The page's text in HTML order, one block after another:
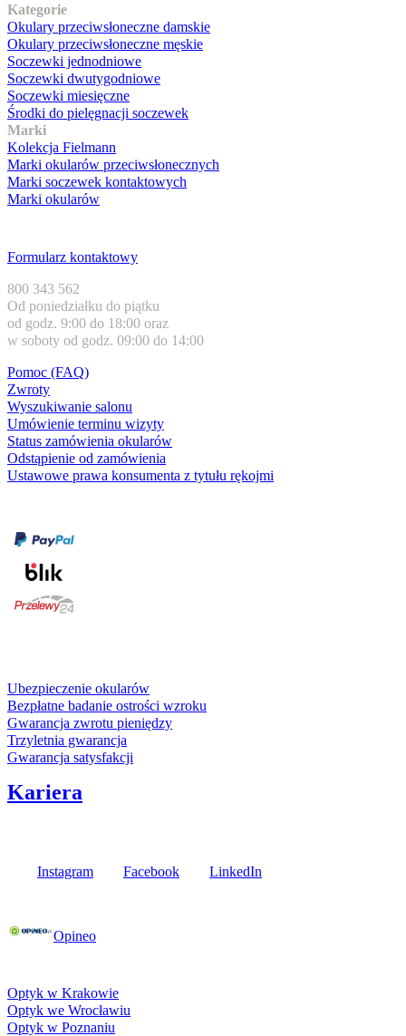
Kategorie
Okulary przeciwsłoneczne damskie
Okulary przeciwsłoneczne męskie
Soczewki jednodniowe
Soczewki dwutygodniowe
Soczewki miesięczne
Środki do pielęgnacji soczewek
Marki
Kolekcja Fielmann
Marki okularów przeciwsłonecznych
Marki soczewek kontaktowych
Marki okularów
Formularz kontaktowy
800 343 562
Od poniedziałku do piątku
od godz. 9:00 do 18:00 oraz
w soboty od godz. 09:00 do 14:00
Pomoc (FAQ)
Zwroty
Wyszukiwanie salonu
Umówienie terminu wizyty
Status zamówienia okularów
Odstąpienie od zamówienia
Ustawowe prawa konsumenta z tytułu rękojmi
Ubezpieczenie okularów
Bezpłatne badanie ostrości wzroku
Gwarancja zwrotu pieniędzy
Trzyletnia gwarancja
Gwarancja satysfakcji
Kariera
Instagram Facebook LinkedIn
Opineo
Optyk w Krakowie
Optyk we Wrocławiu
Optyk w Poznaniu